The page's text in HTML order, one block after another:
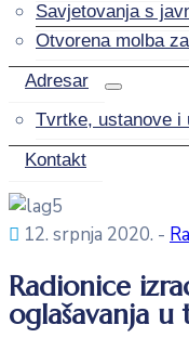
Savjetovanja s
Otvorena molba
Adresar
Tvrtke, ustanove i
Kontakt
12. srpnja 2020. -
Radionice
oglašavanja